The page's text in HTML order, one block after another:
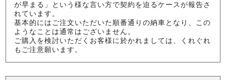
が早まる」という様な言い方で契約を迫るケースが報告さ
れています。
基本的にはご注文いただいた順番通りの納車となり、この
ようなことは通常はございません。
ご購入を検討いただくお客様に於かれましては、くれぐれ
もご注意願います。